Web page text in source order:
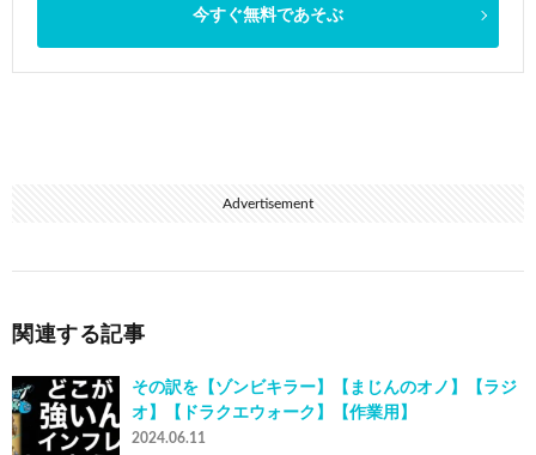
今すぐ無料であそぶ
Advertisement
関連する記事
その訳を【ゾンビキラー】【まじんのオノ】【ラジ
オ】【ドラクエウォーク】【作業用】
2024.06.11